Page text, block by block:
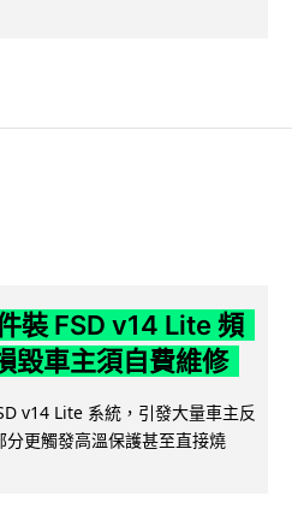
裝 FSD v14 Lite 頻
毀車主須自費維修
v14 Lite 系統，引發大量車主反
更觸發高溫保護甚至直接燒